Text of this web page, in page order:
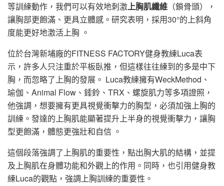
等訓練動作，我們可以有效地刺激上胸肌纖維 （鎖骨頭），
讓胸部更飽滿、更具立體感。研究表明，採用30°的上斜角
度能更好地激活上胸 。
位於台灣新埔廠的FITNESS FACTORY健身教練Luca表
示，許多人只注重於平板臥推，但這樣往往練到的多是中下
胸，而忽略了上胸的發展。 Luca教練擁有WeckMethod、
瑜伽、Animal Flow、錘鈴、TRX、螺旋肌力等多項證照，
他強調，想要擁有更具視覺衝擊力的胸型，必須加強上胸的
訓練。發達的上胸肌能顯著提升上半身的視覺衝擊力，讓胸
型更飽滿，體態更強壯和自信 。
這個段落強調了上胸肌的重要性，點出胸大肌的結構，並提
及上胸肌在身體功能和外觀上的作用。同時，也引用健身教
練Luca的觀點，強調上胸訓練的重要性。